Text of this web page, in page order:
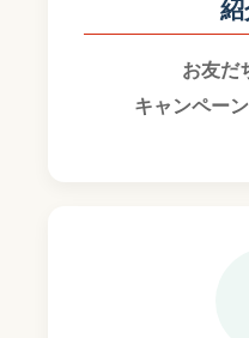
お友だ
キャンペー